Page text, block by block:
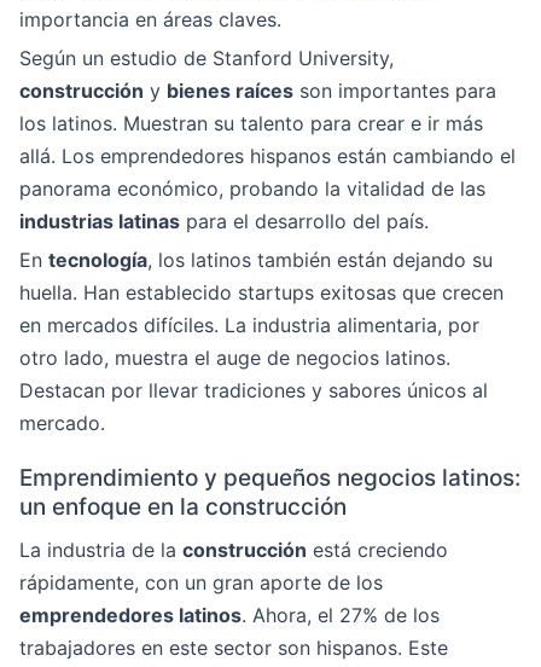
importancia en áreas claves.
Según un estudio de Stanford University,
construcción y bienes raíces son importantes para
los latinos. Muestran su talento para crear e ir más
allá. Los emprendedores hispanos están cambiando el
panorama económico, probando la vitalidad de las
industrias latinas para el desarrollo del país.
En tecnología, los latinos también están dejando su
huella. Han establecido startups exitosas que crecen
en mercados difíciles. La industria alimentaria, por
otro lado, muestra el auge de negocios latinos.
Destacan por llevar tradiciones y sabores únicos al
mercado.
Emprendimiento y pequeños negocios latinos:
un enfoque en la construcción
La industria de la construcción está creciendo
rápidamente, con un gran aporte de los
emprendedores latinos. Ahora, el 27% de los
trabajadores en este sector son hispanos. Este